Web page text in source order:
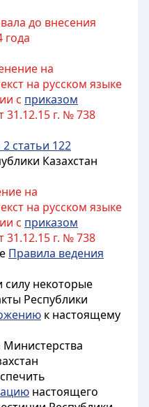
до внесения
года
на
на русском языке
с приказом
г. № 738
статьи 122
Казахстан
на
на русском языке
с приказом
г. № 738
Правила ведения
некоторые
Республики
к настоящему
Министерства
настоящего